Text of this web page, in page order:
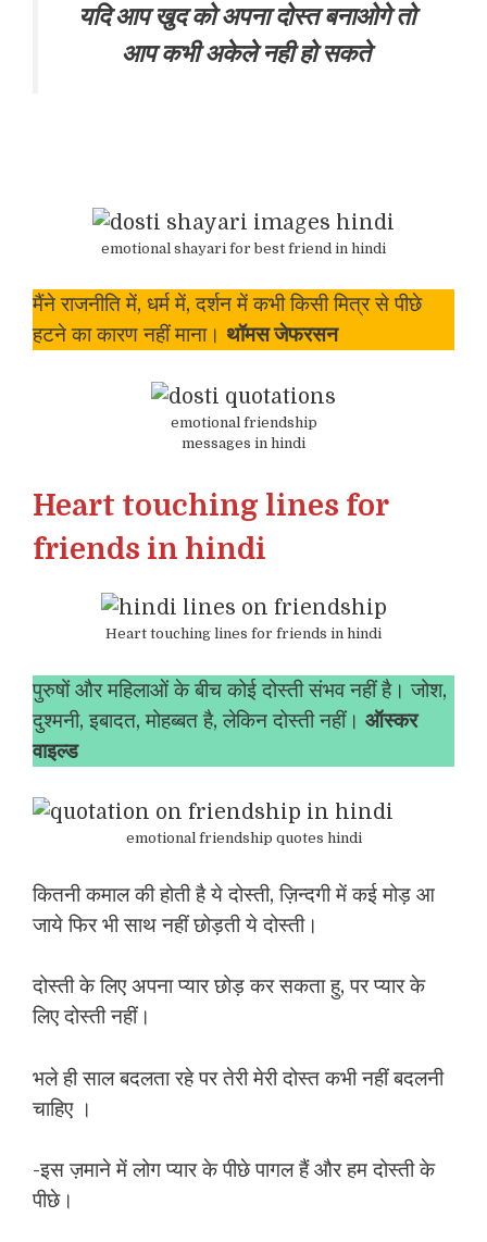
यदि आप खुद को अपना दोस्त बनाओगे तो
आप कभी अकेले नही हो सकते
emotional shayari for best friend in hindi
मैंने राजनीति में, धर्म में, दर्शन में कभी किसी मित्र से पीछे
हटने का कारण नहीं माना। थॉमस जेफरसन
emotional friendship
messages in hindi
Heart touching lines for
friends in hindi
Heart touching lines for friends in hindi
पुरुषों और महिलाओं के बीच कोई दोस्ती संभव नहीं है। जोश,
दुश्मनी, इबादत, मोहब्बत है, लेकिन दोस्ती नहीं। ऑस्कर
वाइल्ड
emotional friendship quotes hindi
कितनी कमाल की होती है ये दोस्ती, ज़िन्दगी में कई मोड़ आ
जाये फिर भी साथ नहीं छोड़ती ये दोस्ती।
दोस्ती के लिए अपना प्यार छोड़ कर सकता हु, पर प्यार के
लिए दोस्ती नहीं।
भले ही साल बदलता रहे पर तेरी मेरी दोस्त कभी नहीं बदलनी
चाहिए ।
-इस ज़माने में लोग प्यार के पीछे पागल हैं और हम दोस्ती के
पीछे।